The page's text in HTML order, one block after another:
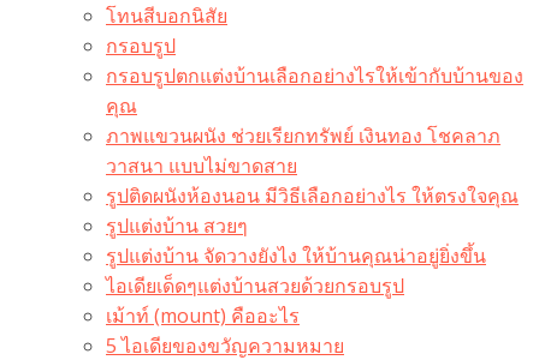
โทนสีบอกนิสัย
กรอบรูป
กรอบรูปตกแต่งบ้านเลือกอย่างไรให้เข้ากับบ้านของ
คุณ
ภาพแขวนผนัง ช่วยเรียกทรัพย์ เงินทอง โชคลาภ
วาสนา แบบไม่ขาดสาย
รูปติดผนังห้องนอน มีวิธีเลือกอย่างไร ให้ตรงใจคุณ
รูปแต่งบ้าน สวยๆ
รูปแต่งบ้าน จัดวางยังไง ให้บ้านคุณน่าอยู่ยิ่งขึ้น
ไอเดียเด็ดๆแต่งบ้านสวยด้วยกรอบรูป
เม้าท์ (mount) คืออะไร​
5 ไอเดียของขวัญความหมาย